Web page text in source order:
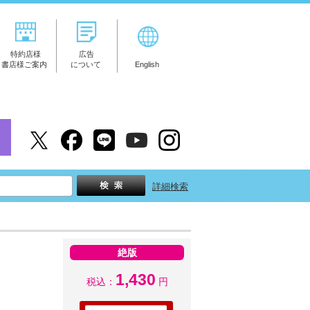
特約店様
書店様ご案内
広告
について
English
詳細検索
絶版
税込： 1,430 円